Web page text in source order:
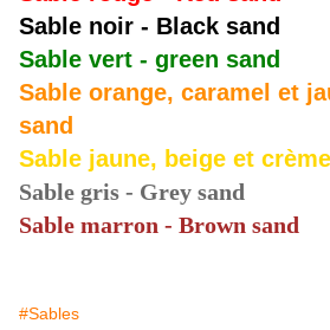
Sable noir - Black sand
Sable vert - green sand
Sable orange, caramel et
sand
Sable jaune, beige et
Sable gris - Grey sand
Sable marron - Brown sand
#Sables